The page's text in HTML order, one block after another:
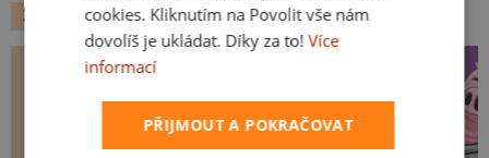
ZVÍŘÁTKAcookies. Kliknutím na Povolit vše nám
dovolíš je ukládat. Díky za to! Více
informací
PŘIJMOUT A POKRAČOVAT